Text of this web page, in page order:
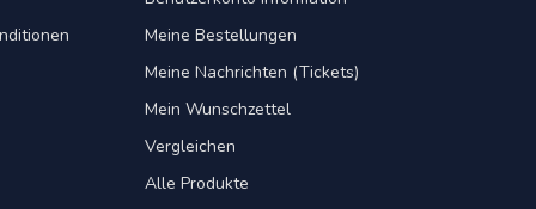
Meine Bestellungen
Meine Nachrichten (Tickets)
Mein Wunschzettel
Vergleichen
Alle Produkte